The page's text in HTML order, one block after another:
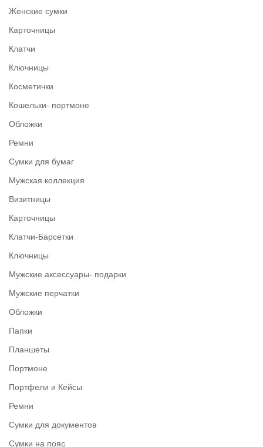
Женские сумки
Карточницы
Клатчи
Ключницы
Косметички
Кошельки- портмоне
Обложки
Ремни
Сумки для бумаг
Мужская коллекция
Визитницы
Карточницы
Клатчи-Барсетки
Ключницы
Мужские аксессуары- подарки
Мужские перчатки
Обложки
Папки
Планшеты
Портмоне
Портфели и Кейсы
Ремни
Сумки для документов
Сумки на пояс